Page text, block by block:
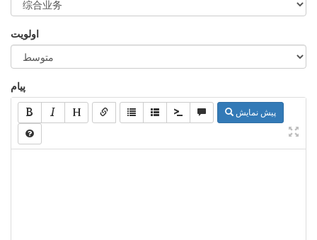
اولویت
پیام
پیش نمایش